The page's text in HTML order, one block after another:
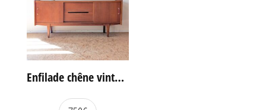
Enfilade chêne vintage portes coulissantes